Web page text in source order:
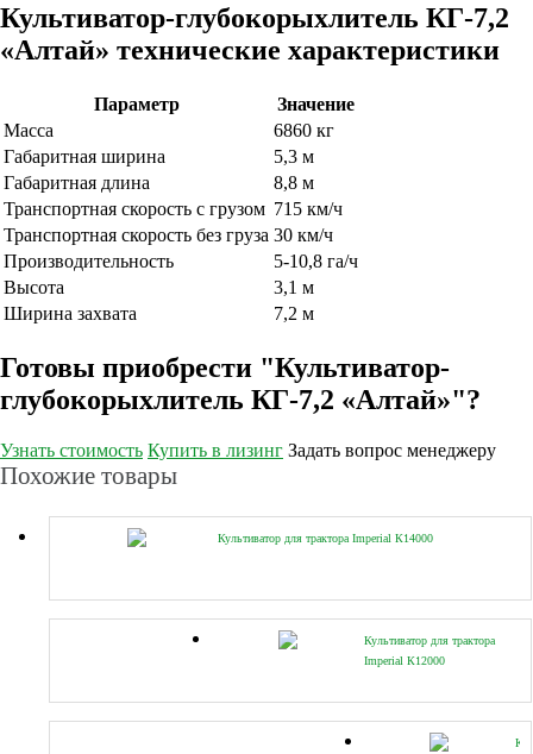
Культиватор-глубокорыхлитель КГ-7,2
«Алтай» технические характеристики
Параметр
Значение
Масса
6860 кг
Габаритная ширина
5,3 м
Габаритная длина
8,8 м
Транспортная скорость с грузом 715 км/ч
Транспортная скорость без груза 30 км/ч
Производительность
5-10,8 га/ч
Высота
3,1 м
Ширина захвата
7,2 м
Готовы приобрести "Культиватор-
глубокорыхлитель КГ-7,2 «Алтай»"?
Узнать стоимость Купить в лизинг Задать вопрос менеджеру
Похожие товары
Культиватор для трактора Imperial К14000
Культиватор для трактора
Imperial К12000